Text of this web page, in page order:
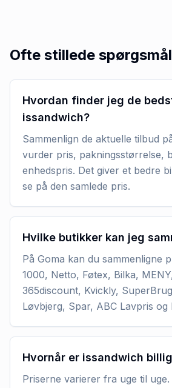
Ofte stillede spørgsmål
Hvordan finder jeg de
issandwich?
Sammenlign de aktuelle tilbud
vurder pris, pakningsstørrelse,
enhedspris. Det giver et bedre
se på den samlede pris.
Hvilke butikker kan jeg
På Goma kan du sammenligne
1000, Netto, Føtex, Bilka,
365discount, Kvickly,
Løvbjerg, Spar, ABC Lavpris og
Hvornår er issandwich
Priserne varierer fra uge til